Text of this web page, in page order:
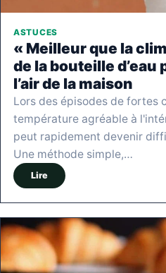
ASTUCES
« Meilleur que la
de la bouteille
l’air de la maison
Lors des épisodes de fortes
température agréable à
peut rapidement devenir
Une méthode simple,…
Lire